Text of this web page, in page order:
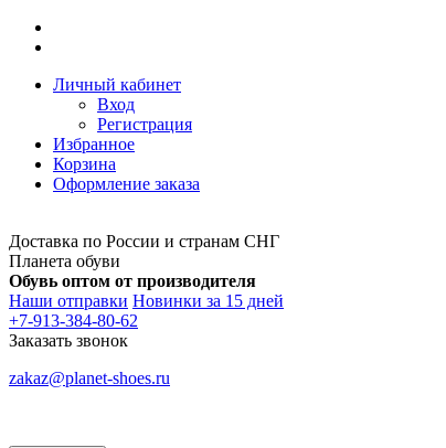
Личный кабинет
Вход
Регистрация
Избранное
Корзина
Оформление заказа
Доставка по России и странам СНГ
Планета обуви
Обувь оптом от производителя
Наши отправки Новинки за 15 дней
+7-913-384-80-62
Заказать звонок
zakaz@planet-shoes.ru